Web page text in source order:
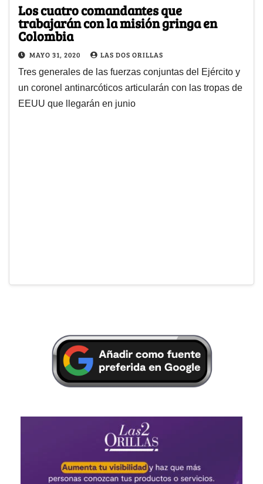
Los cuatro comandantes que
trabajarán con la misión gringa en
Colombia
MAYO 31, 2020 LAS DOS ORILLAS
Tres generales de las fuerzas conjuntas del Ejército y
un coronel antinarcóticos articularán con las tropas de
EEUU que llegarán en junio